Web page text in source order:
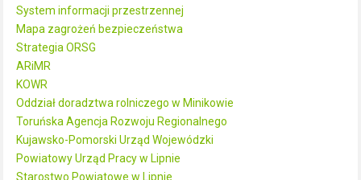
System informacji przestrzennej
Mapa zagrożeń bezpieczeństwa
Strategia ORSG
ARiMR
KOWR
Oddział doradztwa rolniczego w Minikowie
Toruńska Agencja Rozwoju Regionalnego
Kujawsko-Pomorski Urząd Wojewódzki
Powiatowy Urząd Pracy w Lipnie
Starostwo Powiatowe w Lipnie